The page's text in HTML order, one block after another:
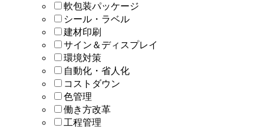
軟包装パッケージ
シール・ラベル
建材印刷
サイン＆ディスプレイ
環境対策
自動化・省人化
コストダウン
色管理
働き方改革
工程管理